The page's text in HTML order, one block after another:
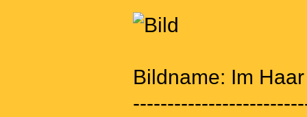
Bildname: Im